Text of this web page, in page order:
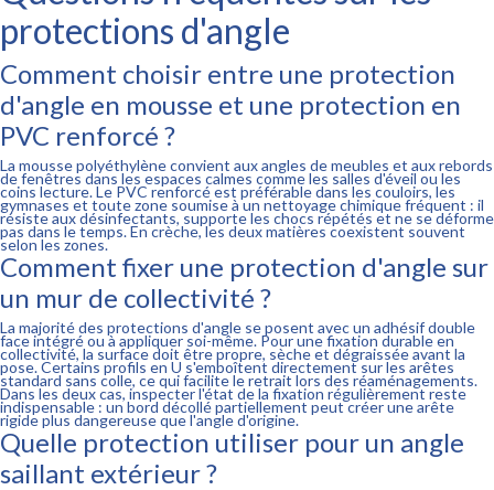
protections d'angle
Comment choisir entre une protection
d'angle en mousse et une protection en
PVC renforcé ?
La mousse polyéthylène convient aux angles de meubles et aux rebords
de fenêtres dans les espaces calmes comme les salles d'éveil ou les
coins lecture. Le PVC renforcé est préférable dans les couloirs, les
gymnases et toute zone soumise à un nettoyage chimique fréquent : il
résiste aux désinfectants, supporte les chocs répétés et ne se déforme
pas dans le temps. En crèche, les deux matières coexistent souvent
selon les zones.
Comment fixer une protection d'angle sur
un mur de collectivité ?
La majorité des protections d'angle se posent avec un adhésif double
face intégré ou à appliquer soi-même. Pour une fixation durable en
collectivité, la surface doit être propre, sèche et dégraissée avant la
pose. Certains profils en U s'emboîtent directement sur les arêtes
standard sans colle, ce qui facilite le retrait lors des réaménagements.
Dans les deux cas, inspecter l'état de la fixation régulièrement reste
indispensable : un bord décollé partiellement peut créer une arête
rigide plus dangereuse que l'angle d'origine.
Quelle protection utiliser pour un angle
saillant extérieur ?